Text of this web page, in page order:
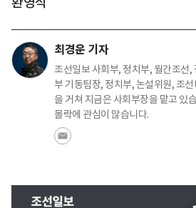
최경운 기자
조선일보 사회부, 정치부, 월간조선,
부 기동팀장, 정치부, 논설위원, 조
을 거쳐 지금은 사회부장을 맡고 있
몰락에 관심이 많습니다.